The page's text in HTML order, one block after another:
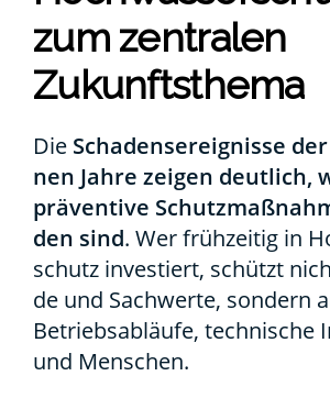
zum zen­tra­len
Zukunfts­the­ma
Die Scha­dens­er­eig­nis­se
nen Jah­re zei­gen deut­lich,
prä­ven­ti­ve
den sind. Wer früh­zei­tig in
schutz inves­tiert, schützt
de und Sach­wer­te, son­dern
Betriebs­ab­läu­fe, tech­ni­sche
und Men­schen.